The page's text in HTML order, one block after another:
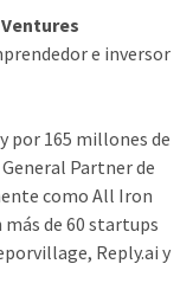
e inversor
por 165 millones de
Partner de
como All Iron
de 60 startups
Reply.ai y